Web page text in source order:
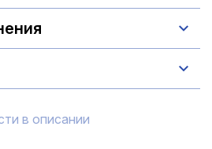
в описании